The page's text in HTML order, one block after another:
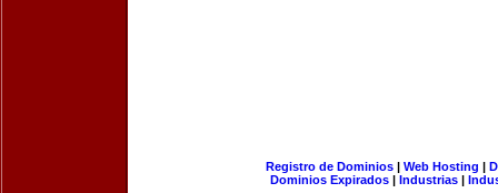
Registro de Dominios| Web Hosting |
Dominios Expirados | Industrias |